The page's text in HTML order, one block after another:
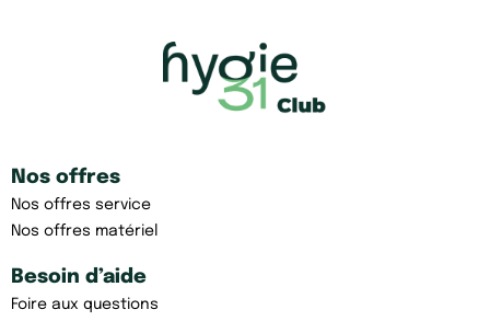
Nos offres
Nos offres service
Nos offres matériel
Besoin d’aide
Foire aux questions